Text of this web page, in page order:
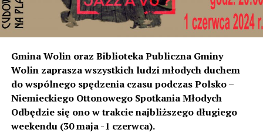
początku miejscowości chronione ekranami – mówi
Jolanta Podhajska.
Przedstawiciel GDDKiA mówi, że po roku od oddania
inwestycji będzie przeprowadzona ponowna analiza
hałasu, jeśli decybeli będzie więcej niż sądzono –
wówczas ekrany zostaną zamontowane.
– Jeżeli wyjdzie na to, że są przekroczone normy, to
Gmina Wolin oraz Biblioteka Publiczna Gminy
Wolin zaprasza wszystkich ludzi młodych duchem
do wspólnego spędzenia czasu podczas Polsko –
Niemieckiego Ottonowego Spotkania Młodych
Odbędzie się ono w trakcie najbliższego długiego
weekendu (30 maja -1 czerwca).